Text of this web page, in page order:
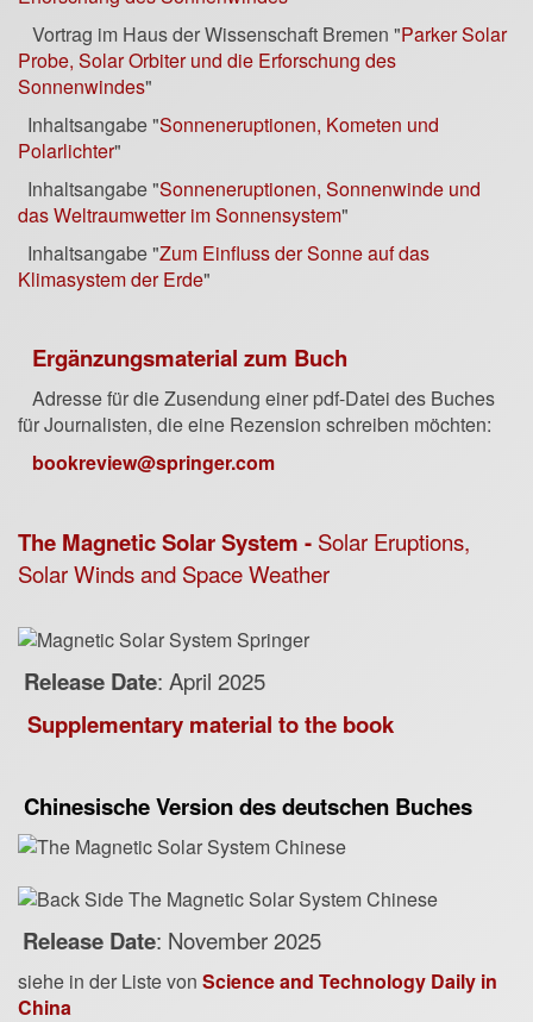
Vortrag im Haus der Wissenschaft Bremen "Parker Solar
Probe, Solar Orbiter und die Erforschung des
Sonnenwindes"
Inhaltsangabe "Sonneneruptionen, Kometen und
Polarlichter"
Inhaltsangabe "Sonneneruptionen, Sonnenwinde und
das Weltraumwetter im Sonnensystem"
Inhaltsangabe "Zum Einfluss der Sonne auf das
Klimasystem der Erde"
Ergänzungsmaterial zum Buch
Adresse für die Zusendung einer pdf-Datei des Buches
für Journalisten, die eine Rezension schreiben möchten:
bookreview@springer.com
The Magnetic Solar System - Solar Eruptions,
Solar Winds and Space Weather
Release Date: April 2025
Supplementary material to the book
Chinesische Version des deutschen Buches
Release Date: November 2025
siehe in der Liste von Science and Technology Daily in
China